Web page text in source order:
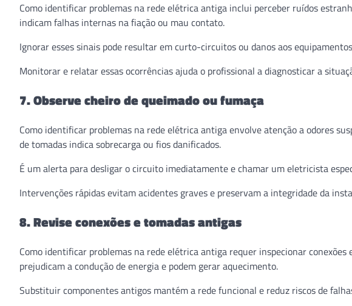
Como identificar problemas na rede elétrica antiga inclui perceber ruídos
indicam falhas internas na fiação ou mau contato.
Ignorar esses sinais pode resultar em curto-circuitos ou danos aos
Monitorar e relatar essas ocorrências ajuda o profissional a diagnosticar a
7. Observe cheiro de queimado ou fumaça
Como identificar problemas na rede elétrica antiga envolve atenção a odores
de tomadas indica sobrecarga ou fios danificados.
É um alerta para desligar o circuito imediatamente e chamar um eletricista
Intervenções rápidas evitam acidentes graves e preservam a integridade da
8. Revise conexões e tomadas antigas
Como identificar problemas na rede elétrica antiga requer inspecionar conexões
prejudicam a condução de energia e podem gerar aquecimento.
Substituir componentes antigos mantém a rede funcional e reduz riscos de